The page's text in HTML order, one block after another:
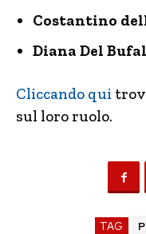
Costantino
Diana Del
Cliccando qui
sul loro ruolo.
TAG